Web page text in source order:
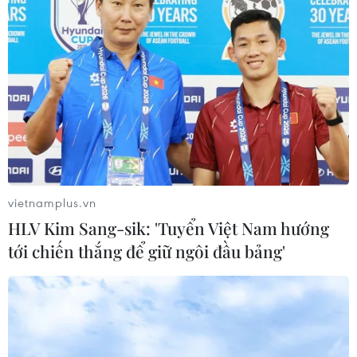
Thủ tướng Nguyễn Xuân Phúc và huấn luyện viên, vận động
viên. (Ảnh: Thống Nhất/TTXVN)
Đánh giá cao kết quả làm việc của các huấn
vietnamplus.vn
HLV Kim Sang-sik: 'Tuyển Việt Nam hướng
tới chiến thắng để giữ ngôi đầu bảng'